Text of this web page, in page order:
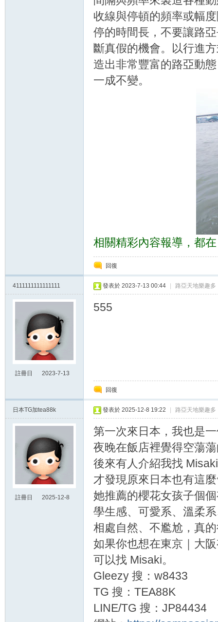
收線與停頓的頻率或幅
停的時間長，不要讓路
斷真假的機會。以行進
造出非常豐富的路亞動
一成不變。
相關精彩內容報導，都
回復
4111111111111111
註冊日
2023-7-13
發表於 2023-7-13 00:44 路亞天地樂趣多
555
回復
日本TG加tea88k
註冊日
2025-12-8
發表於 2025-12-8 19:22 路亞天地樂趣多
第一次來日本，我也是
夜晚在飯店裡覺得空蕩
後來有人介紹我找
才發現原來日本也有這
她推薦的櫻花女孩子個
學生感、可愛系、溫柔
相處自然、不尷尬，真
如果你也想在東京｜大
可以找 Misaki。
Gleezy 搜：w8433
TG 搜：TEA88K
LINE/TG 搜：JP84434